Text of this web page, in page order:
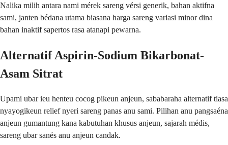
Nalika milih antara nami mérek sareng vérsi generik, bahan aktifna
sami, janten bédana utama biasana harga sareng variasi minor dina
bahan inaktif sapertos rasa atanapi pewarna.
Alternatif Aspirin-Sodium Bikarbonat-
Asam Sitrat
Upami ubar ieu henteu cocog pikeun anjeun, sababaraha alternatif tiasa
nyayogikeun relief nyeri sareng panas anu sami. Pilihan anu pangsaéna
anjeun gumantung kana kabutuhan khusus anjeun, sajarah médis,
sareng ubar sanés anu anjeun candak.